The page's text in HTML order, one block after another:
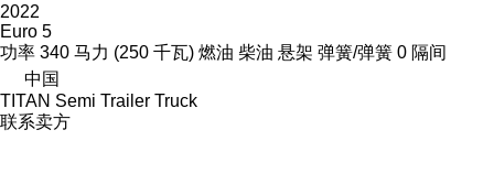
2022
Euro 5
功率 340 马力 (250 千瓦) 燃油 柴油 悬架 弹簧/弹簧 0 隔间
中国
TITAN Semi Trailer Truck
联系卖方